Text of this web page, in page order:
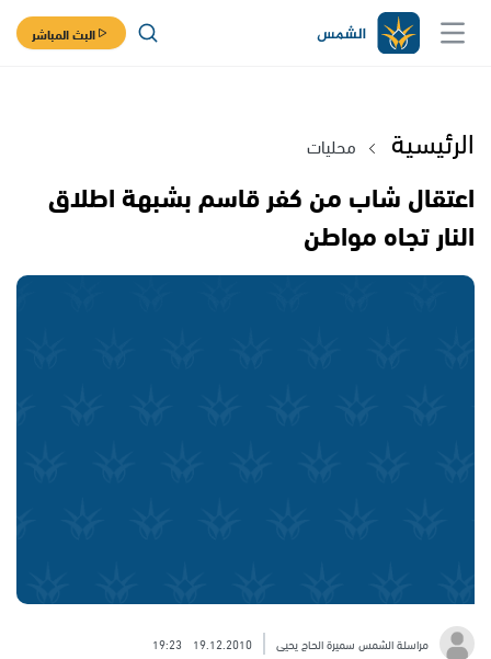
البث المباشر
الرئيسية محليات
اعتقال شاب من كفر قاسم بشبهة اطلاق
النار تجاه مواطن
مراسلة الشمس سميرة الحاج يحيى 19.12.2010
19:23